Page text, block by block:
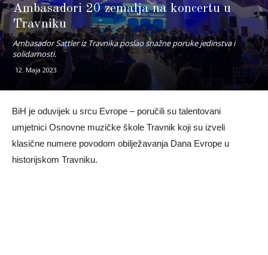
Ambasadori 20 zemalja na koncertu u
Travniku
Ambasador Sattler iz Travnika poslao snažne poruke jedinstva i
solidarnosti.
12. Maja 2023.
BiH je oduvijek u srcu Evrope – poručili su talentovani
umjetnici Osnovne muzičke škole Travnik koji su izveli
klasične numere povodom obilježavanja Dana Evrope u
historijskom Travniku.